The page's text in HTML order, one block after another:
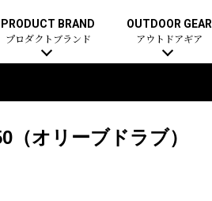
PRODUCT BRAND
プロダクトブランド
OUTDOOR GEAR
アウトドアギア
（オリーブドラブ）